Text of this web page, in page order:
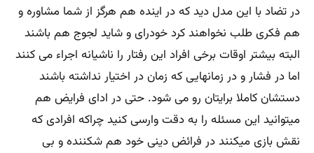
در تضاد با این مدل دید که در اینده هم هرگز از شما مشاوره و
هم فکری طلب نخواهند کرد خودرای و شاید لجوج هم باشند
البته بیشتر اوقات برخی افراد این رفتار را ناشیانه اجراء می کنند
اما در فشار و در زمانهایی که زمان در اختیار نداشته باشند
دستشان کاملا برایتان رو می شود. حتی در ادای فرایض هم
میتوانید این مسئله را به دقت وارسی کنید چراکه افرادی که
نقش بازی میکنند در فرائض دینی خود هم شکننده و بی